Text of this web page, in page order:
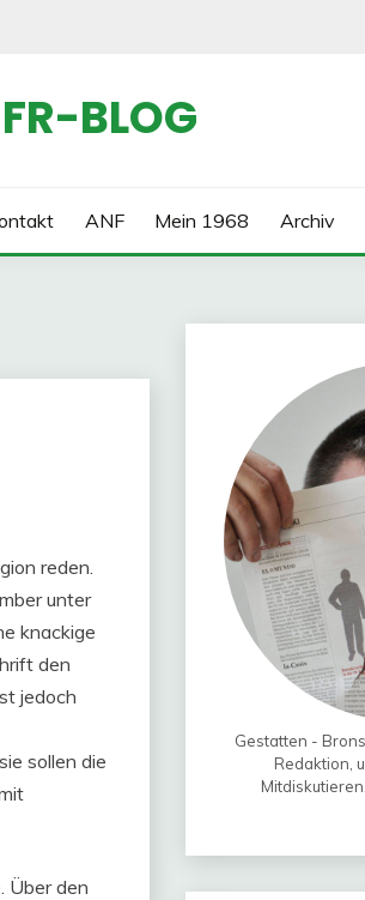
BLOG
ANF Mein 1968 Archiv
reden.
unter
knackige
den
jedoch
sollen die
Über den
Gestatten -
Redaktion,
Mitdiskutieren.